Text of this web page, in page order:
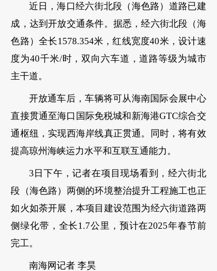
近日，海口经六街北段（海色路）道路已建
成，达到开放交通条件。据悉，经六街北段（海
色路）全长1578.354米，红线宽度40米，设计速
度为40千米/时，双向六车道，道路等级为城市
主干道。
开放通车后，车辆将可从海南国际会展中心
直接贯通至海口国际免税城和新海港GTC综合交
通枢纽，实现西海岸线真正贯通。同时，将有效
提高琼州海峡运力水平和互联互通能力。
3日下午，记者在项目现场看到，经六街北
段（海色路）两侧的环境整治提升工程施工也正
如火如荼开展，本项目建设范围为经六街道路两
侧绿化带，全长1.7公里，预计在2025年春节前
完工。
南海网记者 李昊